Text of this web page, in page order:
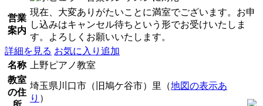
営業
案内
現在、大変ありがたいことに満室でございます。お申
し込みはキャンセル待ちという形でお受けいたしま
す。よろしくお願いいたします。
詳細を見る お気に入り追加
名称
上野ピアノ教室
教室
の住
埼玉県川口市（旧鳩ケ谷市）里（地図の表示あ
り ）